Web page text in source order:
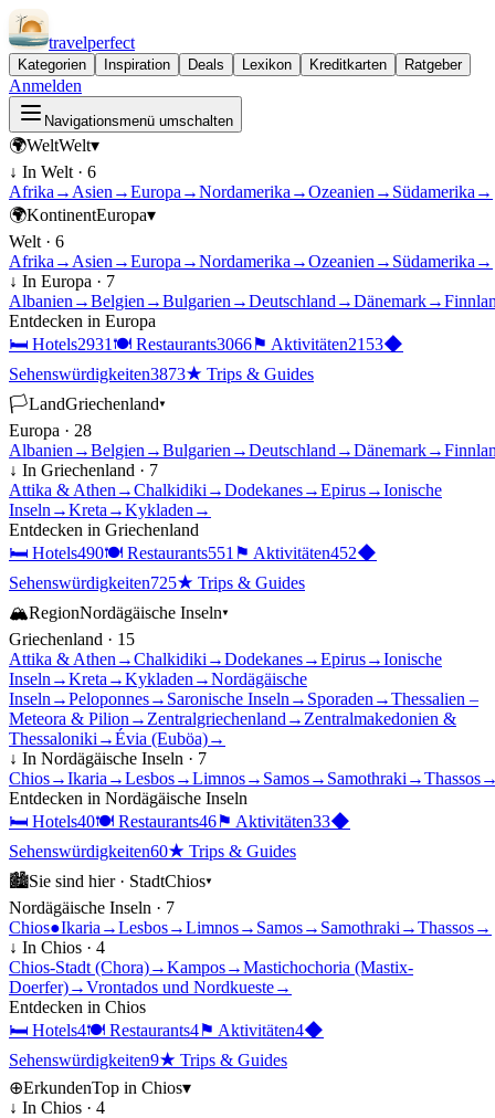
travelperfect
Kategorien Inspiration Deals Lexikon Kreditkarten Ratgeber
Anmelden
Navigationsmenü umschalten
🌍WeltWelt▾
↓ In Welt · 6
Afrika → Asien →Europa →Nordamerika →Ozeanien → Südamerika →
🌍KontinentEuropa▾
Welt · 6
Afrika → Asien →Europa →Nordamerika →Ozeanien → Südamerika →
↓ In Europa · 7
Albanien →Belgien →Bulgarien →Deutschland →Dänemark→
Entdecken in Europa
🛏 Hotels2931 🍽 Restaurants3066⚑ Aktivitäten2153◆
Sehenswürdigkeiten3873★ Trips & Guides
🏳LandGriechenland▾
Europa · 28
Albanien →Belgien →Bulgarien →Deutschland →Dänemark→
↓ In Griechenland · 7
Attika & Athen →Chalkidiki →Dodekanes→Epirus→Ionische
Inseln →Kreta →Kykladen →
Entdecken in Griechenland
🛏 Hotels490🍽 Restaurants551 ⚑ Aktivitäten452◆
Sehenswürdigkeiten725★ Trips & Guides
🏔RegionNordägäische Inseln▾
Griechenland · 15
Attika & Athen →Chalkidiki →Dodekanes→Epirus→Ionische
Inseln →Kreta →Kykladen →Nordägäische
Inseln →Peloponnes→ Saronische Inseln → Sporaden →Thessalien –
Meteora & Pilion → Zentralgriechenland → Zentralmakedonien &
Thessaloniki →Évia (Euböa)→
↓ In Nordägäische Inseln · 7
Chios→Ikaria →Lesbos→Limnos→ Samos→ Samothraki →Thassos
Entdecken in Nordägäische Inseln
🛏 Hotels40🍽 Restaurants46⚑ Aktivitäten33◆
Sehenswürdigkeiten60★ Trips & Guides
🏙Sie sind hier · StadtChios▾
Nordägäische Inseln · 7
Chios●Ikaria →Lesbos→Limnos→ Samos→ Samothraki →Thassos→
↓ In Chios · 4
Chios-Stadt (Chora)→Kampos→Mastichochoria (Mastix-
Doerfer)→Vrontados und Nordkueste→
Entdecken in Chios
🛏 Hotels4🍽 Restaurants4⚑ Aktivitäten4◆
Sehenswürdigkeiten9★ Trips & Guides
⊕ErkundenTop in Chios▾
↓ In Chios · 4